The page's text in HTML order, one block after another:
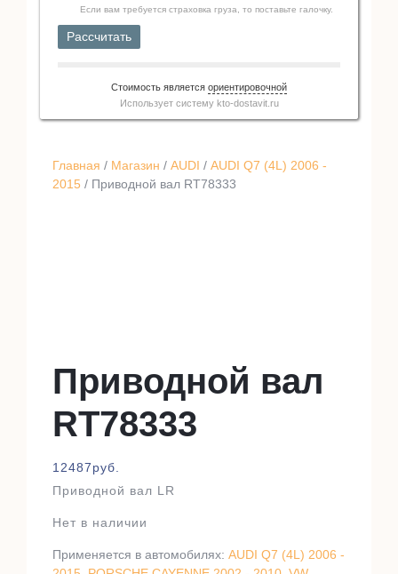
Главная / Магазин / AUDI / AUDI Q7 (4L) 2006 -
2015 / Приводной вал RT78333
Приводной вал
RT78333
12487руб.
Приводной вал LR
Нет в наличии
Применяется в автомобилях: AUDI Q7 (4L) 2006 -
Если вам требуется страховка груза, то поставьте галочку.
Рассчитать
Стоимость является ориентировочной
Использует систему kto-dostavit.ru